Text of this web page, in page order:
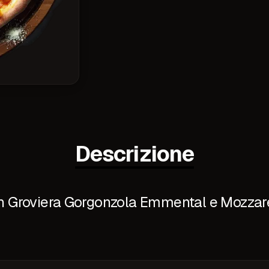
Descrizione
Groviera Gorgonzola Emmental e